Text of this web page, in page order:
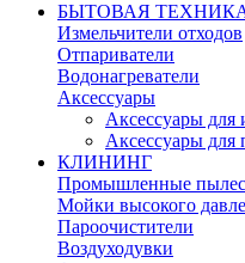
БЫТОВАЯ
Измельчители отходов
Отпариватели
Водонагреватели
Аксессуары
Аксессуары для
Аксессуары для
КЛИНИНГ
Промышленные
Мойки высокого
Пароочистители
Воздуходувки